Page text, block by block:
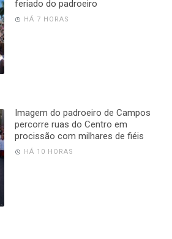
feriado do padroeiro
HÁ 7 HORAS
Imagem do padroeiro de Campos
percorre ruas do Centro em
procissão com milhares de fiéis
HÁ 10 HORAS